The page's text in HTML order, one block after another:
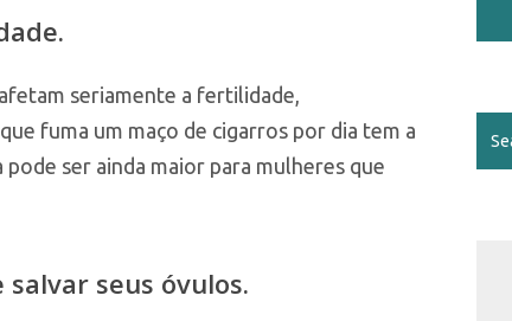
seriamente a fertilidade,
fuma um maço de cigarros por dia tem a
ser ainda maior para mulheres que
seus óvulos.